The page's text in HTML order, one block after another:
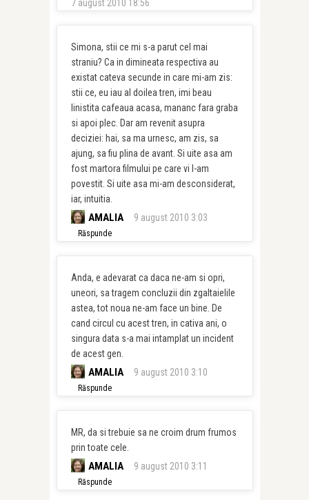
7 august 2010 18:56
Simona, stii ce mi s-a parut cel mai
straniu? Ca in dimineata respectiva au
existat cateva secunde in care mi-am zis:
stii ce, eu iau al doilea tren, imi beau
linistita cafeaua acasa, mananc fara graba
si apoi plec. Dar am revenit asupra
deciziei: hai, sa ma urnesc, am zis, sa
ajung, sa fiu plina de avant. Si uite asa am
fost martora filmului pe care vi l-am
povestit. Si uite asa mi-am desconsiderat,
iar, intuitia.
AMALIA 9 august 2010 3:03
Răspunde
Anda, e adevarat ca daca ne-am si opri,
uneori, sa tragem concluzii din zgaltaielile
astea, tot noua ne-am face un bine. De
cand circul cu acest tren, in cativa ani, o
singura data s-a mai intamplat un incident
de acest gen.
AMALIA 9 august 2010 3:10
Răspunde
MR, da si trebuie sa ne croim drum frumos
prin toate cele.
AMALIA 9 august 2010 3:11
Răspunde